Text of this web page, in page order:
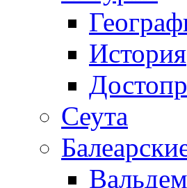
История
Сеута